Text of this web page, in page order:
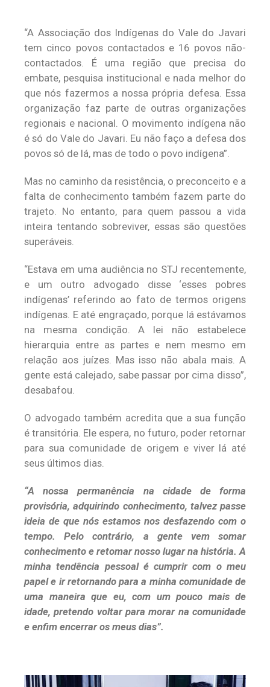
“A Associação dos Indígenas do Vale do Javari
tem cinco povos contactados e 16 povos não-
contactados. É uma região que precisa do
embate, pesquisa institucional e nada melhor do
que nós fazermos a nossa própria defesa. Essa
organização faz parte de outras organizações
regionais e nacional. O movimento indígena não
é só do Vale do Javari. Eu não faço a defesa dos
povos só de lá, mas de todo o povo indígena”.
Mas no caminho da resistência, o preconceito e a
falta de conhecimento também fazem parte do
trajeto. No entanto, para quem passou a vida
inteira tentando sobreviver, essas são questões
superáveis.
“Estava em uma audiência no STJ recentemente,
e um outro advogado disse ‘esses pobres
indígenas’ referindo ao fato de termos origens
indígenas. E até engraçado, porque lá estávamos
na mesma condição. A lei não estabelece
hierarquia entre as partes e nem mesmo em
relação aos juízes. Mas isso não abala mais. A
gente está calejado, sabe passar por cima disso”,
desabafou.
O advogado também acredita que a sua função
é transitória. Ele espera, no futuro, poder retornar
para sua comunidade de origem e viver lá até
seus últimos dias.
“A nossa permanência na cidade de forma
provisória, adquirindo conhecimento, talvez passe
ideia de que nós estamos nos desfazendo com o
tempo. Pelo contrário, a gente vem somar
conhecimento e retomar nosso lugar na história. A
minha tendência pessoal é cumprir com o meu
papel e ir retornando para a minha comunidade de
uma maneira que eu, com um pouco mais de
idade, pretendo voltar para morar na comunidade
e enfim encerrar os meus dias”.